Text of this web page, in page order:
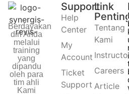
Berdayakan
diri Anda
melalui
training
yang
dipandu
oleh para
tim ahli
Kami
Support
Help
Center
My
Account
Ticket
Support
Link
Tentang
Kami
Careers
Article